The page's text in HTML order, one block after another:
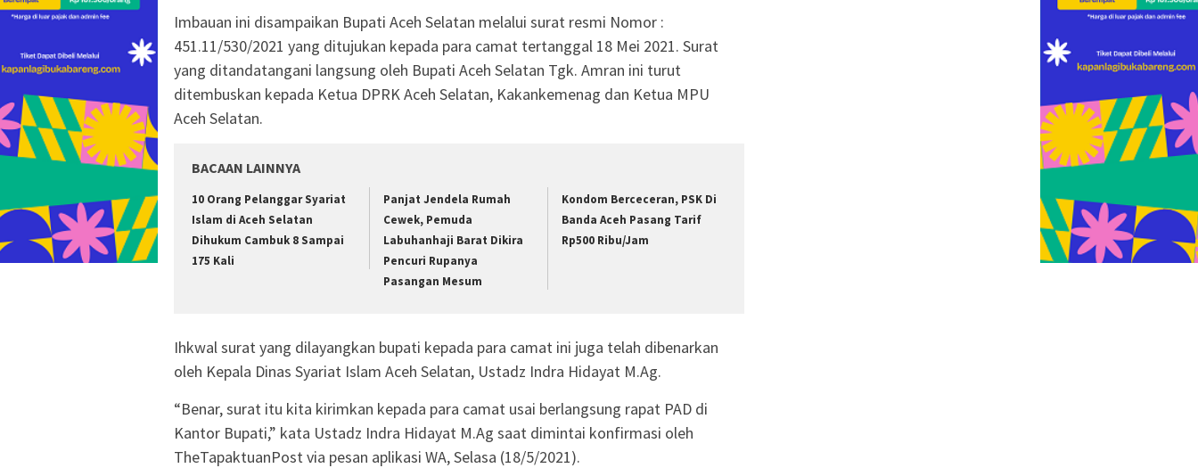
Imbauan ini disampaikan Bupati Aceh Selatan melalui surat resmi Nomor :
451.11/530/2021 yang ditujukan kepada para camat tertanggal 18 Mei 2021. Surat
yang ditandatangani langsung oleh Bupati Aceh Selatan Tgk. Amran ini turut
ditembuskan kepada Ketua DPRK Aceh Selatan, Kakankemenag dan Ketua MPU
Aceh Selatan.
BACAAN LAINNYA
10 Orang Pelanggar Syariat
Islam di Aceh Selatan
Dihukum Cambuk 8 Sampai
175 Kali
Panjat Jendela Rumah
Cewek, Pemuda
Labuhanhaji Barat Dikira
Pencuri Rupanya
Pasangan Mesum
Kondom Berceceran, PSK Di
Banda Aceh Pasang Tarif
Rp500 Ribu/Jam
Ihkwal surat yang dilayangkan bupati kepada para camat ini juga telah dibenarkan
oleh Kepala Dinas Syariat Islam Aceh Selatan, Ustadz Indra Hidayat M.Ag.
“Benar, surat itu kita kirimkan kepada para camat usai berlangsung rapat PAD di
Kantor Bupati,” kata Ustadz Indra Hidayat M.Ag saat dimintai konfirmasi oleh
TheTapaktuanPost via pesan aplikasi WA, Selasa (18/5/2021).